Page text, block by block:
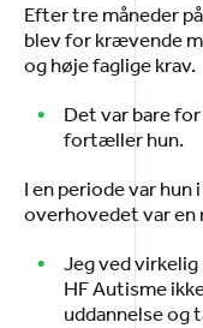
Efter tre måneder
blev for krævende
og høje faglige krav.
Det var bare
fortæller hun.
I en periode var
overhovedet var en
Jeg ved virkelig
HF Autisme
uddannelse og